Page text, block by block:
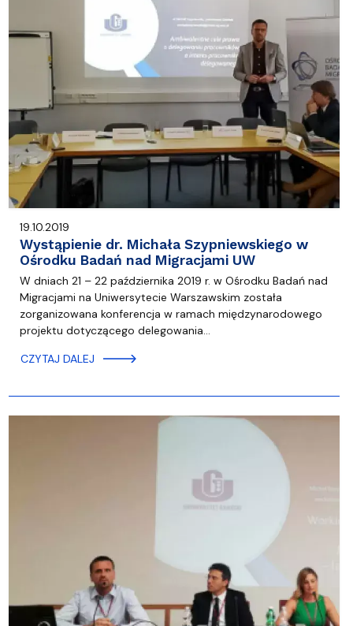
19.10.2019
Wystąpienie dr. Michała Szypniewskiego w
Ośrodku Badań nad Migracjami UW
W dniach 21 – 22 października 2019 r. w Ośrodku Badań nad
Migracjami na Uniwersytecie Warszawskim została
zorganizowana konferencja w ramach międzynarodowego
projektu dotyczącego delegowania…
CZYTAJ DALEJ